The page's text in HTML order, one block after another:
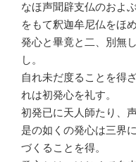
なほ声聞辟支仏のおよ
をもて釈迦牟尼仏をほ
発心と畢竟と二、別無
し。
自れ未だ度ることを得
れは初発心を礼す。
初発已に天人師たり、
是の如くの発心は三界
づくることを得。